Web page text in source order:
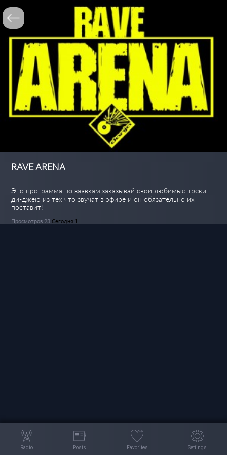
RAVE ARENA
Это программа по заявкам,заказывай свои любимые треки
ди-джею из тех что звучат в эфире и он обязательно их
поставит!
Просмотров 23 Сегодня 1
Radio Posts Favorites Settings